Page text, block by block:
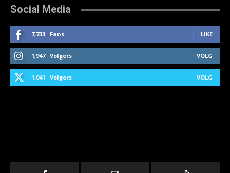
Social Media
7,733 Fans LIKE
1,947 Volgers VOLG
1,041 Volgers VOLG